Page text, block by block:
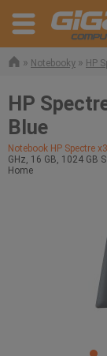
» Notebooky » HP
HP
Blue
Notebook HP Spectre
GHz, 16 GB, 1024 GB
Home